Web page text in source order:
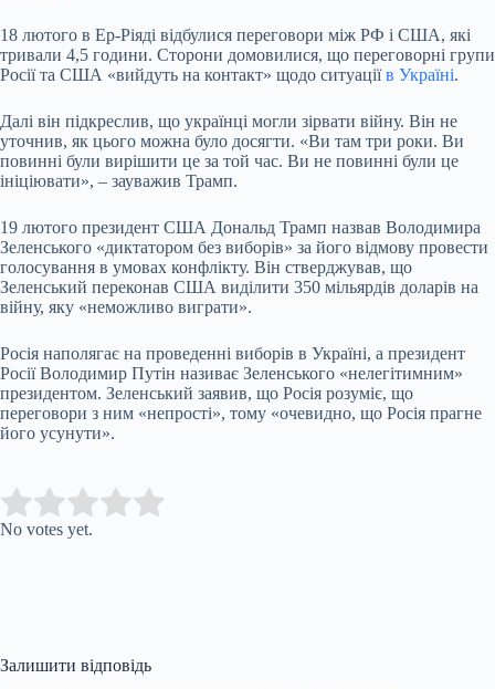
18 лютого в Ер-Ріяді відбулися переговори між РФ і США, які
тривали 4,5 години. Сторони домовилися, що переговорні групи
Росії та США «вийдуть на контакт» щодо ситуаціїв Україні.
Далі він підкреслив, що українці могли зірвати війну. Він не
уточнив, як цього можна було досягти. «Ви там три роки. Ви
повинні були вирішити це за той час. Ви не повинні були це
ініціювати», – зауважив Трамп.
19 лютого президент США Дональд Трамп назвав Володимира
Зеленського «диктатором без виборів» за його відмову провести
голосування в умовах конфлікту. Він стверджував, що
Зеленський переконав США виділити 350 мільярдів доларів на
війну, яку «неможливо виграти».
Росія наполягає на проведенні виборів в Україні, а президент
Росії Володимир Путін називає Зеленського «нелегітимним»
президентом. Зеленський заявив, що Росія розуміє, що
переговори з ним «непрості», тому «очевидно, що Росія прагне
його усунути».
Rate this item:
No votes yet.
Залишити відповідь